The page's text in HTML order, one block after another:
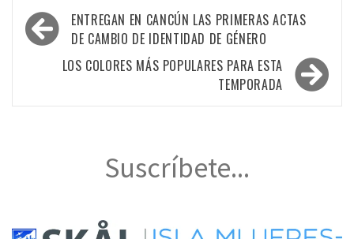
Navegación
de
entradas
ENTREGAN EN CANCÚN LAS PRIMERAS ACTAS
DE CAMBIO DE IDENTIDAD DE GÉNERO
LOS COLORES MÁS POPULARES PARA ESTA
TEMPORADA
Suscríbete...